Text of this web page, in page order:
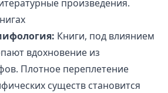
произведения.
Книги, под влиянием
вдохновение из
Плотное переплетение
существ становится